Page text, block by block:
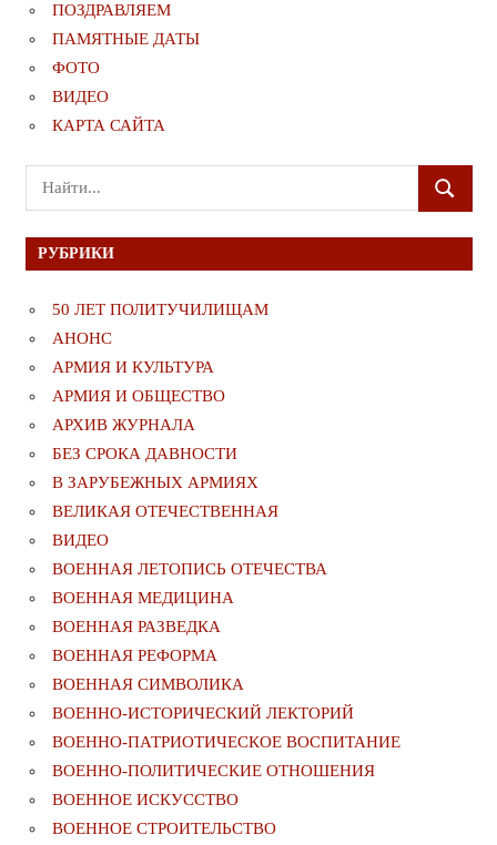
ПОЗДРАВЛЯЕМ
ПАМЯТНЫЕ ДАТЫ
ФОТО
ВИДЕО
КАРТА САЙТА
Поиск
для:
ПОИСК
РУБРИКИ
50 ЛЕТ ПОЛИТУЧИЛИЩАМ
АНОНС
АРМИЯ И КУЛЬТУРА
АРМИЯ И ОБЩЕСТВО
АРХИВ ЖУРНАЛА
БЕЗ СРОКА ДАВНОСТИ
В ЗАРУБЕЖНЫХ АРМИЯХ
ВЕЛИКАЯ ОТЕЧЕСТВЕННАЯ
ВИДЕО
ВОЕННАЯ ЛЕТОПИСЬ ОТЕЧЕСТВА
ВОЕННАЯ МЕДИЦИНА
ВОЕННАЯ РАЗВЕДКА
ВОЕННАЯ РЕФОРМА
ВОЕННАЯ СИМВОЛИКА
ВОЕННО-ИСТОРИЧЕСКИЙ ЛЕКТОРИЙ
ВОЕННО-ПАТРИОТИЧЕСКОЕ ВОСПИТАНИЕ
ВОЕННО-ПОЛИТИЧЕСКИE ОТНОШЕНИЯ
ВОЕННОЕ ИСКУССТВО
ВОЕННОЕ СТРОИТЕЛЬСТВО